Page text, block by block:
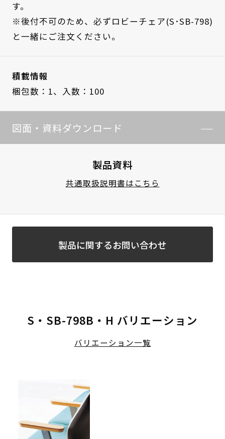
す。
※後付不可のため、必ずロビーチェア(S･SB-798)
と一緒にご注文ください。
積載情報
梱包数：1、 入数：100
図面・資料ダウンロード
製品資料
共通取扱説明書はこちら
製品に関するお問い合わせ
S・SB-798B・H バリエーション
バリエーション一覧